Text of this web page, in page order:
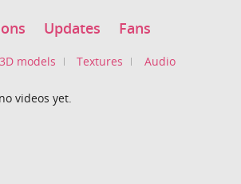
Updates Fans
3D models Textures Audio
videos yet.